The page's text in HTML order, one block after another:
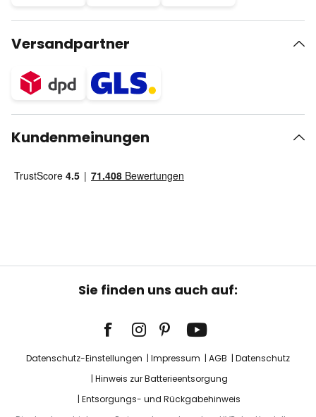
Versandpartner
Kundenmeinungen
Sie finden uns auch auf:
Datenschutz-Einstellungen Impressum AGB
Datenschutz
Hinweis zur Batterieentsorgung
Entsorgungs- und Rückgabehinweis